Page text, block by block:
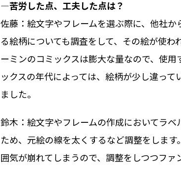
―苦労した点、工夫した点は？
佐藤：絵文字やフレームを選ぶ際に、他社
る絵柄についても調査をして、その絵が使
ーミンのコミックスは膨大な量なので、使
ックスの年代によっては、絵柄が少し違っ
ました。
鈴木：絵文字やフレームの作成においてラ
ため、元絵の線を太くするなど調整をしま
囲気が崩れてしまうので、調整をしつつフ